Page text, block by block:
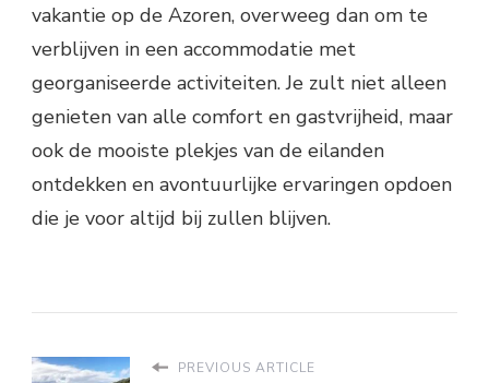
vakantie op de Azoren, overweeg dan om te
verblijven in een accommodatie met
georganiseerde activiteiten. Je zult niet alleen
genieten van alle comfort en gastvrijheid, maar
ook de mooiste plekjes van de eilanden
ontdekken en avontuurlijke ervaringen opdoen
die je voor altijd bij zullen blijven.
PREVIOUS ARTICLE